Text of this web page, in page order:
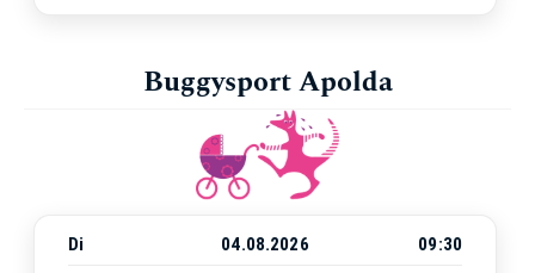
Buggysport Apolda
Di 04.08.2026
09:30